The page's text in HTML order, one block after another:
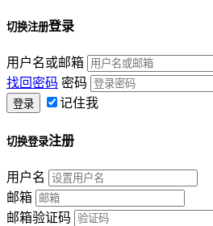
切换注册登录
用户名或邮箱
找回密码 密码
记住我
切换登录注册
用户名
邮箱
邮箱验证码